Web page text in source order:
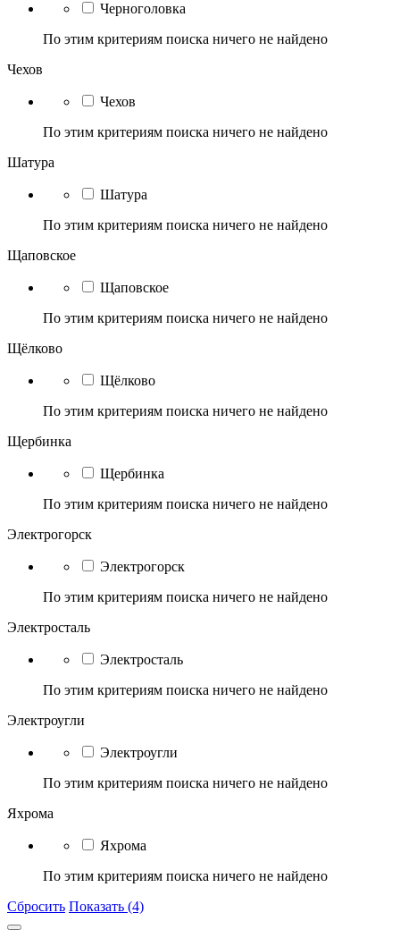
Черноголовка
По этим критериям поиска ничего не найдено
Чехов
Чехов
По этим критериям поиска ничего не найдено
Шатура
Шатура
По этим критериям поиска ничего не найдено
Щаповское
Щаповское
По этим критериям поиска ничего не найдено
Щёлково
Щёлково
По этим критериям поиска ничего не найдено
Щербинка
Щербинка
По этим критериям поиска ничего не найдено
Электрогорск
Электрогорск
По этим критериям поиска ничего не найдено
Электросталь
Электросталь
По этим критериям поиска ничего не найдено
Электроугли
Электроугли
По этим критериям поиска ничего не найдено
Яхрома
Яхрома
По этим критериям поиска ничего не найдено
Сбросить Показать (4)